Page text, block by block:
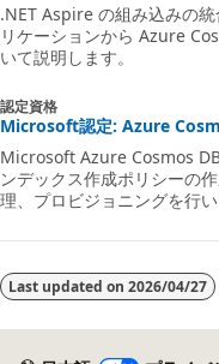
.NET Aspire の組み込みの
リケーションから Azure
いて説明します。
認定資格
Microsoft認定: Azure
Microsoft Azure Cosmos
ンデックス作成ポリシーの
理、プロビジョニングを行い
Last updated on 2026/04/27